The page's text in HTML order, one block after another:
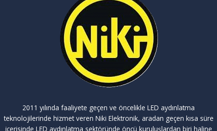
2011 yılında faaliyete geçen ve öncelikle LED aydınlatma
teknolojilerinde hizmet veren Niki Elektronik, aradan geçen kısa süre
içerisinde LED aydınlatma sektöründe öncü kuruluşlardan biri haline